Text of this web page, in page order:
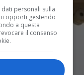
personali sulla
opporti gestendo
a questa
il consenso